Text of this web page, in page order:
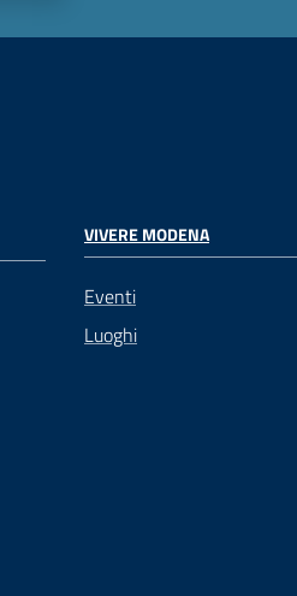
VIVERE MODENA
Eventi
Luoghi